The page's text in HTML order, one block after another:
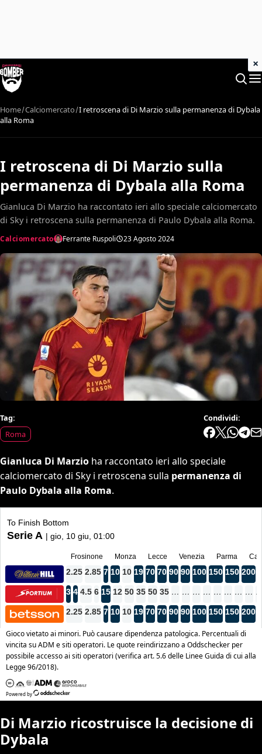
Home Calciomercato I retroscena di Di Marzio sulla permanenza di Dybala
alla Roma
I retroscena di Di Marzio sulla
permanenza di Dybala alla Roma
Gianluca Di Marzio ha raccontato ieri allo speciale calciomercato
di Sky i retroscena sulla permanenza di Paulo Dybala alla Roma.
Calciomercato Ferrante Ruspoli 23 Agosto 2024
Tag:
Roma
Condividi:
Gianluca Di Marzio ha raccontato ieri allo speciale
calciomercato di Sky i retroscena sulla permanenza di
Paulo Dybala alla Roma.
Di Marzio ricostruisce la decisione di
Dybala
×